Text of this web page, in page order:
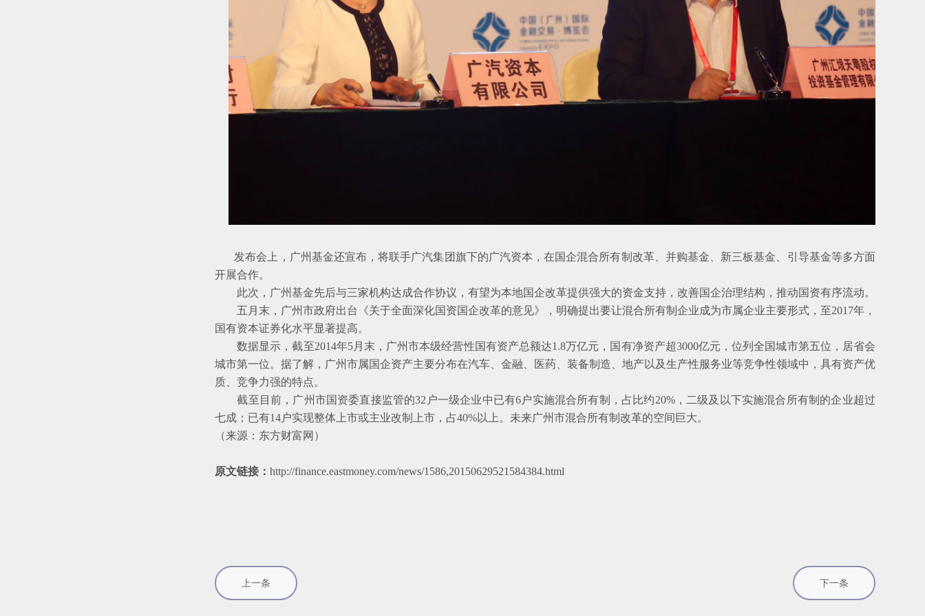
发布会上，广州基金还宣布，将联手广汽集团旗下的广汽资本，在国企混合所有制改革、并购基金、新三板基金、引导基金等多方面
开展合作。
此次，广州基金先后与三家机构达成合作协议，有望为本地国企改革提供强大的资金支持，改善国企治理结构，推动国资有序流动。
五月末，广州市政府出台《关于全面深化国资国企改革的意见》，明确提出要让混合所有制企业成为市属企业主要形式，至2017年，
国有资本证券化水平显著提高。
数据显示，截至2014年5月末，广州市本级经营性国有资产总额达1.8万亿元，国有净资产超3000亿元，位列全国城市第五位，居省会
城市第一位。据了解，广州市属国企资产主要分布在汽车、金融、医药、装备制造、地产以及生产性服务业等竞争性领域中，具有资产优
质、竞争力强的特点。
截至目前，广州市国资委直接监管的32户一级企业中已有6户实施混合所有制，占比约20%，二级及以下实施混合所有制的企业超过
七成；已有14户实现整体上市或主业改制上市，占40%以上。未来广州市混合所有制改革的空间巨大。
（来源：东方财富网）
原文链接： http://finance.eastmoney.com/news/1586,20150629521584384.html
上一条 下一条